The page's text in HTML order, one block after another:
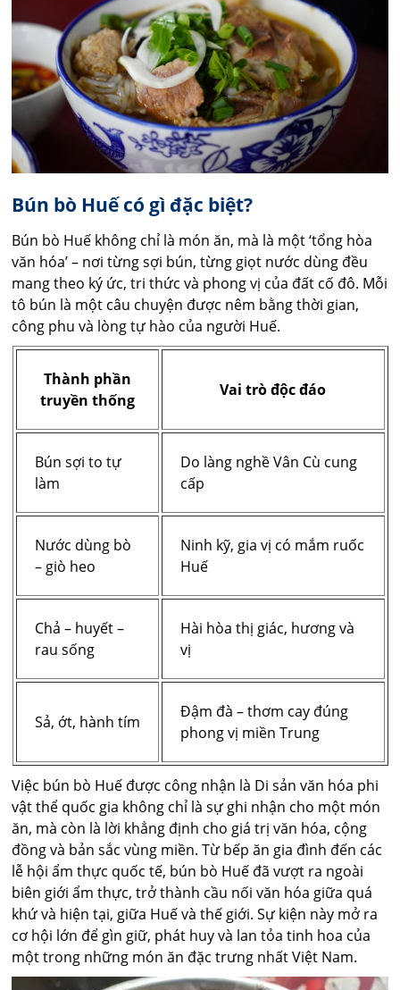
Bún bò Huế có gì đặc biệt?
Bún bò Huế không chỉ là món ăn, mà là một ‘tổng hòa
văn hóa’ – nơi từng sợi bún, từng giọt nước dùng đều
mang theo ký ức, tri thức và phong vị của đất cố đô. Mỗi
tô bún là một câu chuyện được nêm bằng thời gian,
công phu và lòng tự hào của người Huế.
Thành phần
truyền thống
Vai trò độc đáo
Bún sợi to tự
làm
Do làng nghề Vân Cù cung
cấp
Nước dùng bò
– giò heo
Ninh kỹ, gia vị có mắm ruốc
Huế
Chả – huyết –
rau sống
Hài hòa thị giác, hương và
vị
Sả, ớt, hành tím
Đậm đà – thơm cay đúng
phong vị miền Trung
Việc bún bò Huế được công nhận là Di sản văn hóa phi
vật thể quốc gia không chỉ là sự ghi nhận cho một món
ăn, mà còn là lời khẳng định cho giá trị văn hóa, cộng
đồng và bản sắc vùng miền. Từ bếp ăn gia đình đến các
lễ hội ẩm thực quốc tế, bún bò Huế đã vượt ra ngoài
biên giới ẩm thực, trở thành cầu nối văn hóa giữa quá
khứ và hiện tại, giữa Huế và thế giới. Sự kiện này mở ra
cơ hội lớn để gìn giữ, phát huy và lan tỏa tinh hoa của
một trong những món ăn đặc trưng nhất Việt Nam.